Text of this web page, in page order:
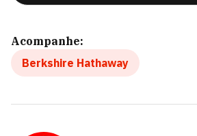
Acompanhe:
Berkshire Hathaway